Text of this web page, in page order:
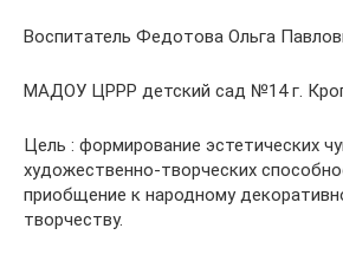
Воспитатель Федотова Ольга
МАДОУ ЦРРР детский сад №14 г.
Цель : формирование эстетических
художественно-творческих
приобщение к народному
творчеству.